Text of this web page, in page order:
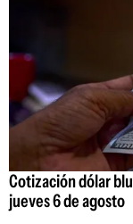
Cotización dólar
jueves 6 de agosto